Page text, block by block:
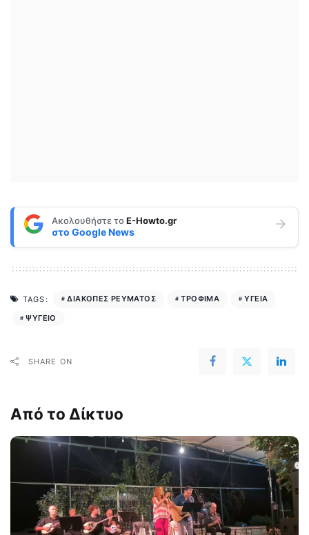
Ακολουθήστε τοE-Howto.gr
στο Google News
TAGS: ΔΙΑΚΟΠΕΣ ΡΕΥΜΑΤΟΣ ΤΡΟΦΙΜΑ
ΥΓΕΙΑ
ΨΥΓΕΙΟ
SHARE ON
Από το Δίκτυο